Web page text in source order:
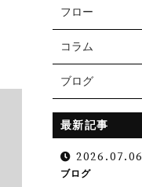
フロー
コラム
ブログ
最新記事
2026.07.06
ブログ